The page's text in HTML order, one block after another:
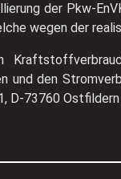
der Pkw-
wegen der
und den
D-73760